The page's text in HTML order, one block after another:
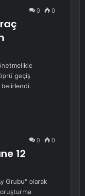
0 0
geçiş
belirlendi.
0 0
12
Grubu" olarak